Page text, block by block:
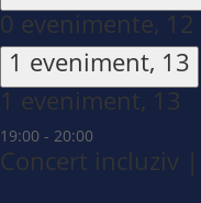
0 evenimente, 12
1 eveniment, 13
1 eveniment, 13
19:00 - 20:00
Concert incluziv